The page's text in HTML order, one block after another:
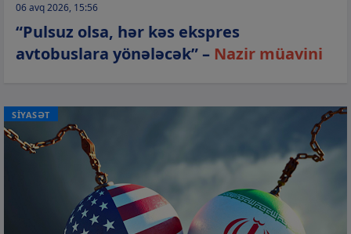
06 avq 2026, 15:56
“Pulsuz olsa, hər kəs ekspres
avtobuslara yönələcək” – Nazir müavini
SİYASƏT